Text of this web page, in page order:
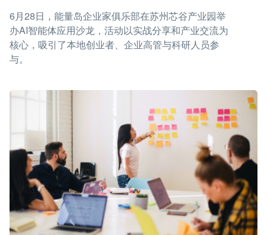
6月28日，能量岛企业家俱乐部在苏州芯谷产业园举
办AI智能体应用沙龙，活动以实战分享和产业交流为
核心，吸引了本地创业者、企业高管与科研人员参
与。